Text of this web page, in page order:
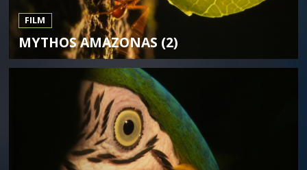
FILM
MYTHOS AMAZONAS (2)